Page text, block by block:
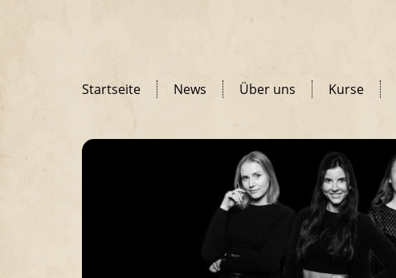
Startseite News Über uns Kurse